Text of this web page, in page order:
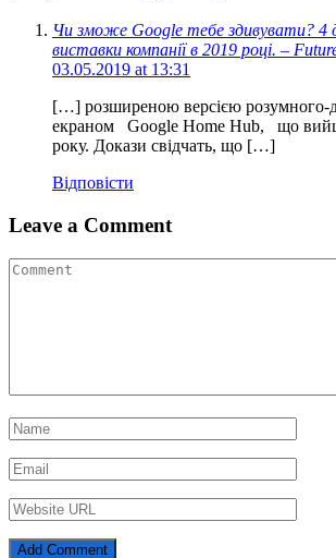
Чи зможе Google тебе здивувати? 4
виставки компанії в 2019 році. –
03.05.2019 at 13:31
[…] розширеною версією розумного-
екраном Google Home Hub, що
року. Докази свідчать, що […]
Відповіcти
Leave a Comment